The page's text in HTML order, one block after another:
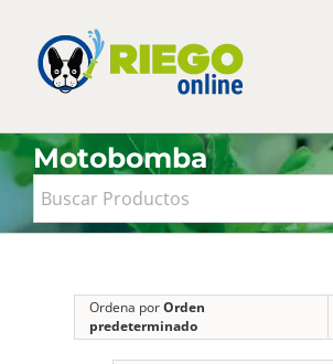
contenido
Motobomba
Ordena porOrden
predeterminado